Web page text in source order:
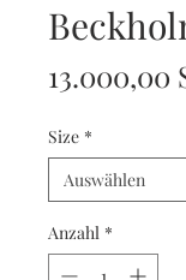
13.000,00
Size *
Anzahl *